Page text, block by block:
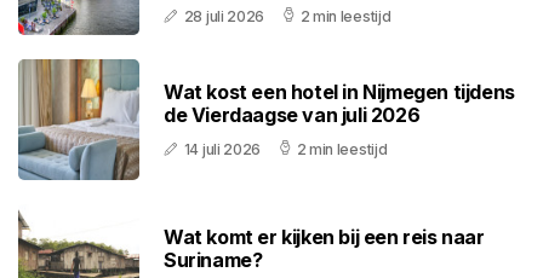
28 juli 2026 2 min leestijd
Wat kost een hotel in Nijmegen tijdens
de Vierdaagse van juli 2026
14 juli 2026 2 min leestijd
Wat komt er kijken bij een reis naar
Suriname?